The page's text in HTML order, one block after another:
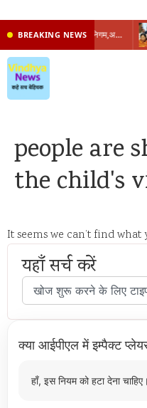
BREAKING NEWS प्रभारी मंत्री के निशाने पर नगर निगम,अफसरों को 10 दिन का अल्टीमेटम,नहीं होगी कार्रवाई, महापौर-आयुक्त के बीच सौहार्दहीनता पर मंत्री ने उठाए सवाल
people are
the child's
It seems we can’t find what
यहाँ सर्च करें
क्या आईपीएल में इम्पैक्ट
हाँ, इस नियम को हटा देना चाहिए।